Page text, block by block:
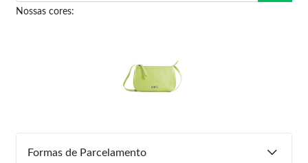
Nossas cores:
Formas de Parcelamento